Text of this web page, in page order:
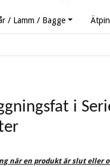
/ Lamm / Bagge
i
när en produkt är slut eller